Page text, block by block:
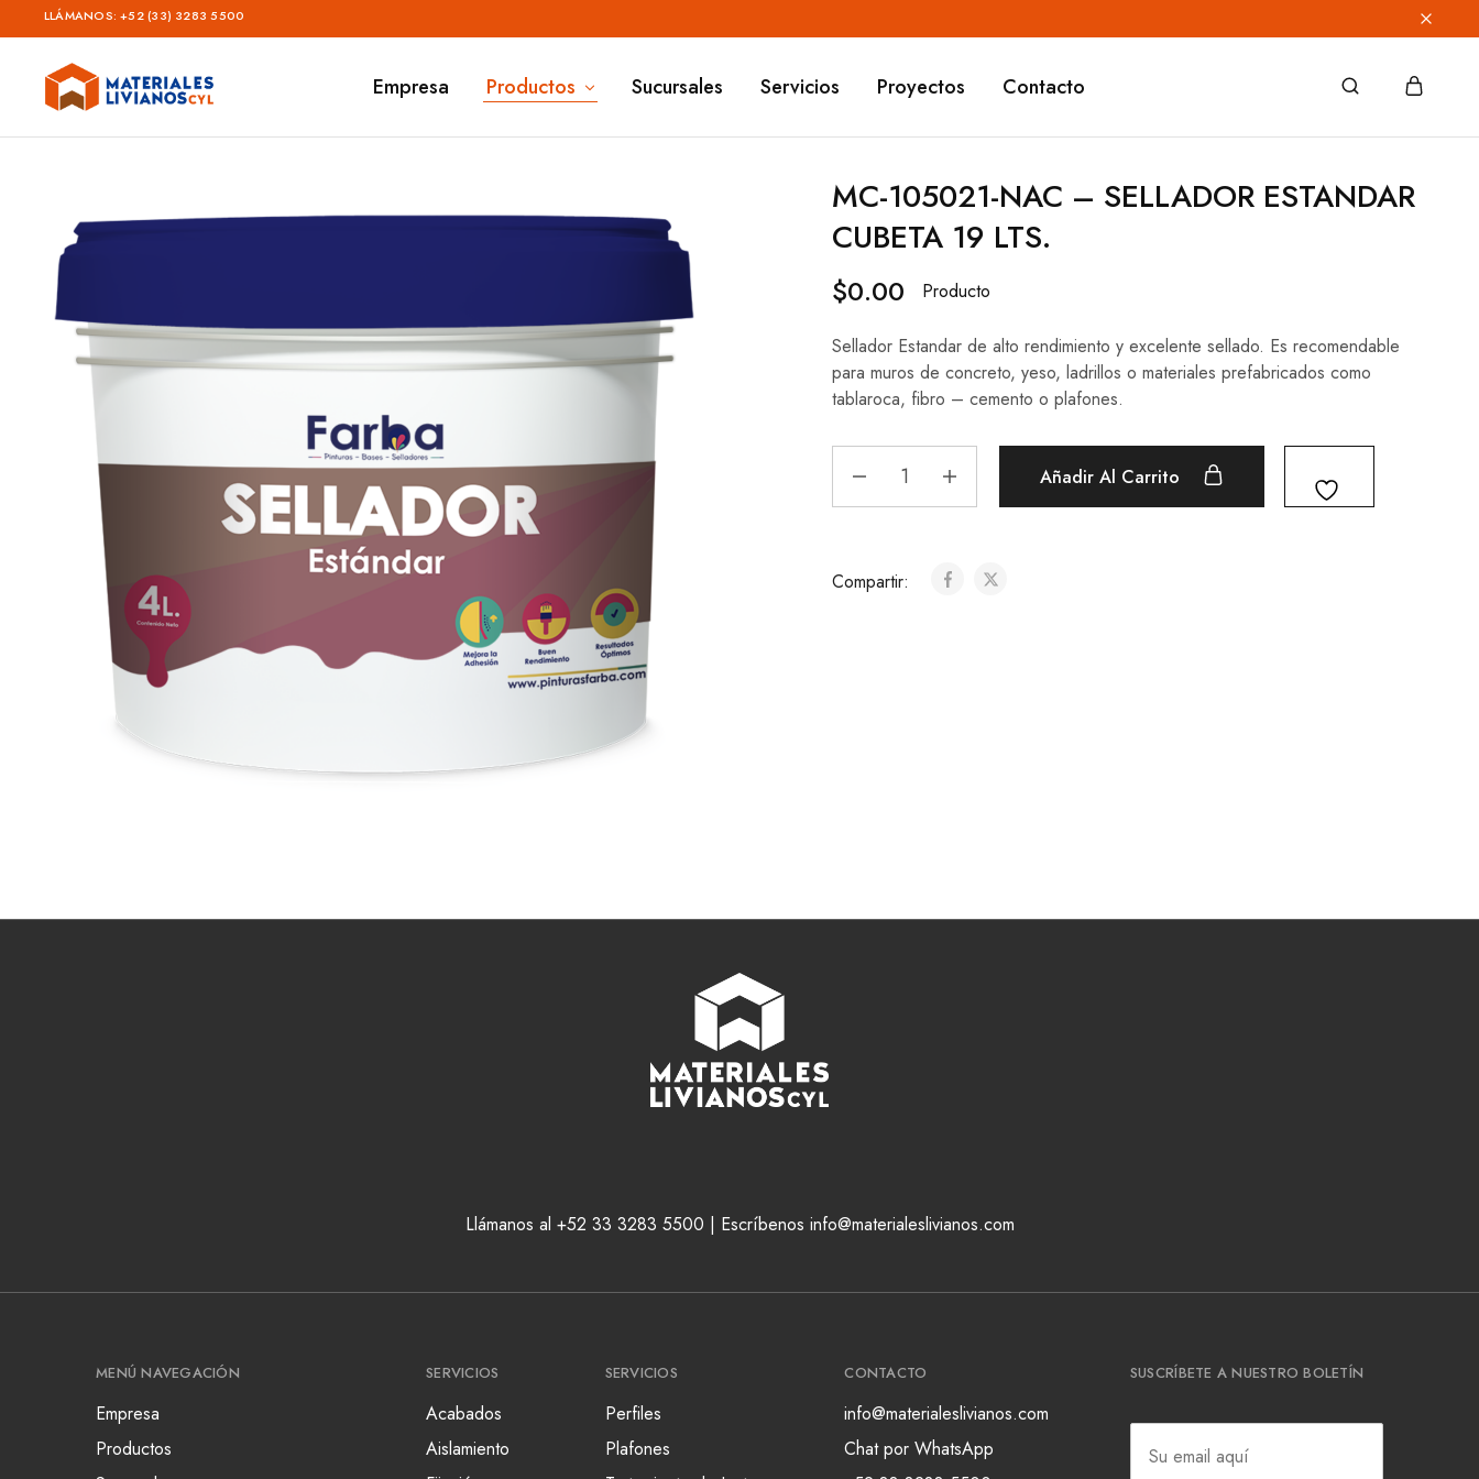
LLÁMANOS: +52 (33) 3283 5500
Materiales
Livianos
CYL
Empresa Productos Sucursales Servicios Proyectos Contacto
MC-105021-NAC – SELLADOR ESTANDAR
CUBETA 19 LTS.
$0.00 Producto
Sellador Estandar de alto rendimiento y excelente sellado. Es recomendable
para muros de concreto, yeso, ladrillos o materiales prefabricados como
tablaroca, fibro – cemento o plafones.
Añadir Al Carrito
Compartir:
Llámanos al +52 33 3283 5500 | Escríbenos info@materialeslivianos.com
MENÚ NAVEGACIÓN
Empresa
Productos
SERVICIOS
Acabados
Aislamiento
SERVICIOS
Perfiles
Plafones
CONTACTO
info@materialeslivianos.com
Chat por WhatsApp
SUSCRÍBETE A NUESTRO BOLETÍN